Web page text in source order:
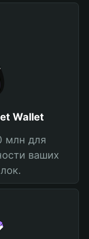
Wallet
млн для
ваших